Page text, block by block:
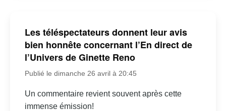
Les téléspectateurs donnent leur avis
bien honnête concernant l’En direct de
l’Univers de Ginette Reno
Publié le dimanche 26 avril à 20:45
Un commentaire revient souvent après cette
immense émission!